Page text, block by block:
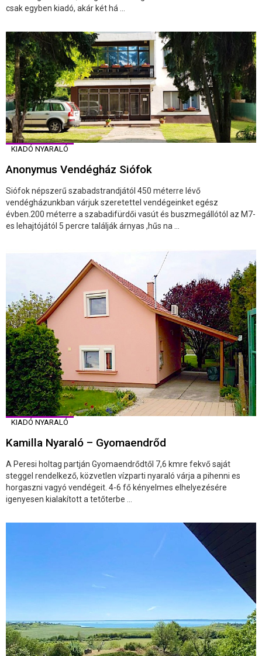
csak egyben kiadó, akár két há ...
KIADÓ NYARALÓ
Anonymus Vendégház Siófok
Siófok népszerű szabadstrandjától 450 méterre lévő
vendégházunkban várjuk szeretettel vendégeinket egész
évben.200 méterre a szabadifürdői vasút és buszmegállótól az M7-
es lehajtójától 5 percre találják árnyas ,hűs na ...
KIADÓ NYARALÓ
Kamilla Nyaraló – Gyomaendrőd
A Peresi holtag partján Gyomaendrődtől 7,6 kmre fekvő saját
steggel rendelkező, közvetlen vízparti nyaraló várja a pihenni es
horgaszni vagyó vendégeit. 4-6 fő kényelmes elhelyezésére
igenyesen kialakított a tetőterbe ...